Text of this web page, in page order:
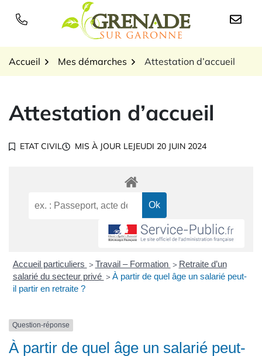
Logo Grenade sur
Accueil Mes démarches Attestation d’accueil
Attestation d’accueil
ETAT CIVIL MIS À JOUR LEJEUDI 20 JUIN 2024
Accueil particuliers > Travail – Formation > Retraite d’un
salarié du secteur privé > À partir de quel âge un salarié peut-
il partir en retraite ?
Question-réponse
À partir de quel âge un salarié peut-